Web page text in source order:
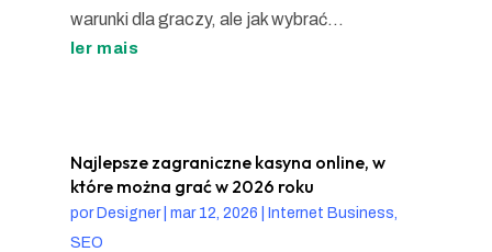
warunki dla graczy, ale jak wybrać...
ler mais
Najlepsze zagraniczne kasyna online, w
które można grać w 2026 roku
por Designer| mar 12, 2026
Internet Business,
SEO